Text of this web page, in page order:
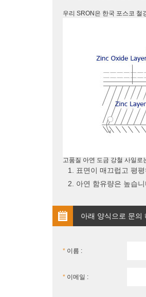
우리 SRON은 한국 포스코 철
고품질 아연 도금 강철 사일
1. 표면이 매끄럽고 평
2. 아연 함유량은 높습
아래 양식으로 문의
* 이름 :
* 이메일 :